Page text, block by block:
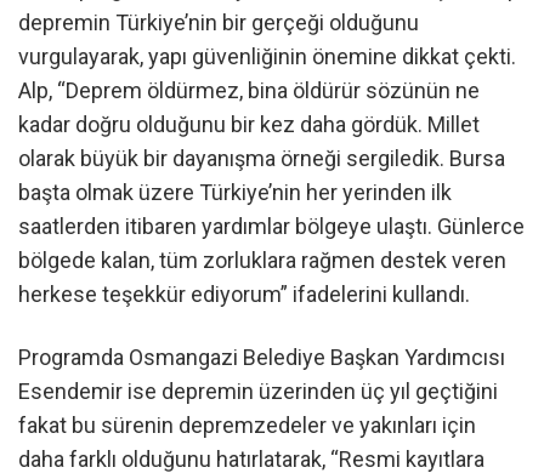
depremin Türkiye’nin bir gerçeği olduğunu
vurgulayarak, yapı güvenliğinin önemine dikkat çekti.
Alp, “Deprem öldürmez, bina öldürür sözünün ne
kadar doğru olduğunu bir kez daha gördük. Millet
olarak büyük bir dayanışma örneği sergiledik. Bursa
başta olmak üzere Türkiye’nin her yerinden ilk
saatlerden itibaren yardımlar bölgeye ulaştı. Günlerce
bölgede kalan, tüm zorluklara rağmen destek veren
herkese teşekkür ediyorum” ifadelerini kullandı.
Programda Osmangazi Belediye Başkan Yardımcısı
Esendemir ise depremin üzerinden üç yıl geçtiğini
fakat bu sürenin depremzedeler ve yakınları için
daha farklı olduğunu hatırlatarak, “Resmi kayıtlara